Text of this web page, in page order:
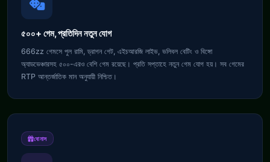
৫০০+ গেম, প্রতিদিন নতুন যোগ
666zz গেমসে পুল রামি, ড্রাগন গেট, এইচআরজি লাইভ, ভলিবল বেটিং ও বিঙ্গো
অ্যাডভেঞ্চারসহ ৫০০-এরও বেশি গেম রয়েছে। প্রতি সপ্তাহে নতুন গেম যোগ হয়। সব গেমের
RTP আন্তর্জাতিক মান অনুযায়ী নিশ্চিত।
বোনাস